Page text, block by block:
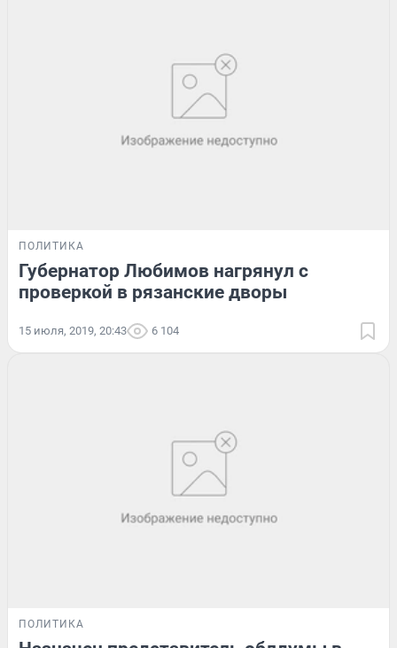
ПОЛИТИКА
Губернатор Любимов нагрянул с
проверкой в рязанские дворы
15 июля, 2019, 20:43 6 104
ПОЛИТИКА